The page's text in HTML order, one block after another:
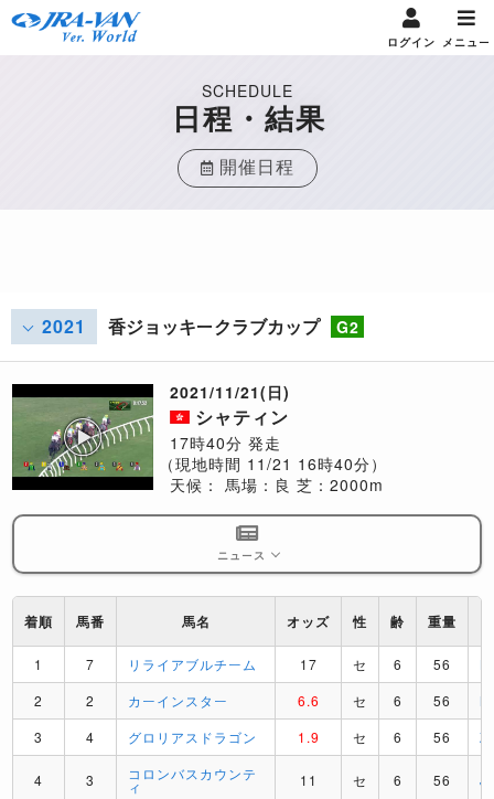
ログイン メニュー
SCHEDULE
日程・結果
開催日程
2021 香ジョッキークラブカップ G2
2021/11/21(日)
シャティン
17時40分 発走
（現地時間 11/21 16時40分）
天候： 馬場：良 芝：2000m
ニュース
着順 馬番 馬名 オッズ 性 齢 重量
1 7 リライアブルチーム 17 セ 6 56
2
2 カーインスター 6.6 セ 6 56
3
4 グロリアスドラゴン 1.9 セ 6 56 Z
4 3 コロンバスカウンテ
ィ 11 セ 6 56 J